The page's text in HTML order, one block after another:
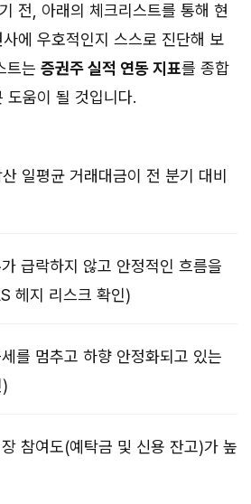
전, 아래의 체크리스트를 통해 현
에 우호적인지 스스로 진단해 보
트는 증권주 실적 연동 지표를 종합
도움이 될 것입니다.
일평균 거래대금이 전 분기 대비
급락하지 않고 안정적인 흐름을
헤지 리스크 확인)
를 멈추고 하향 안정화되고 있는
참여도(예탁금 및 신용 잔고)가 높